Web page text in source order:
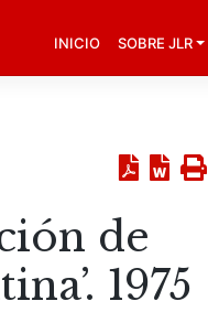
INICIO SOBRE JLR
de
1975